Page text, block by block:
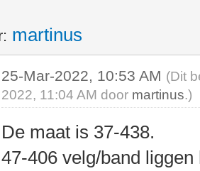
martinus
25-Mar-2022, 10:53 AM (Dit
2022, 11:04 AM door martinus.)
De maat is 37-438.
47-406 velg/band